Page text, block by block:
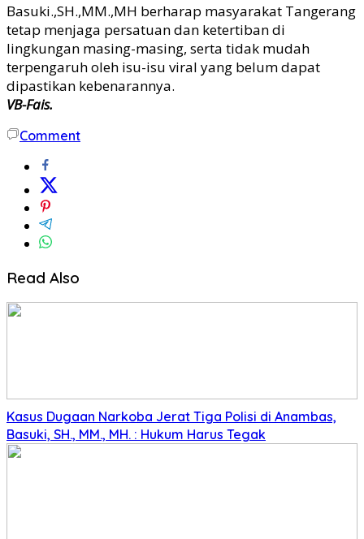
Basuki.,SH.,MM.,MH berharap masyarakat Tangerang
tetap menjaga persatuan dan ketertiban di
lingkungan masing-masing, serta tidak mudah
terpengaruh oleh isu-isu viral yang belum dapat
dipastikan kebenarannya.
VB-Fais.
Comment
Read Also
Kasus Dugaan Narkoba Jerat Tiga Polisi di Anambas,
Basuki, SH., MM., MH. : Hukum Harus Tegak